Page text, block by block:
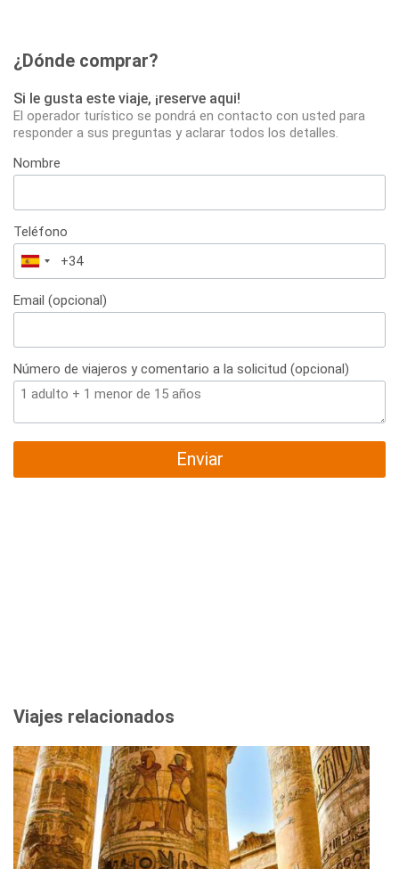
¿Dónde comprar?
Si le gusta este viaje, ¡reserve aqui!
El operador turístico se pondrá en contacto con usted para
responder a sus preguntas y aclarar todos los detalles.
Nombre
Teléfono
España
+34
Email (opcional)
Número de viajeros y comentario a la solicitud (opcional)
Enviar
Viajes relacionados